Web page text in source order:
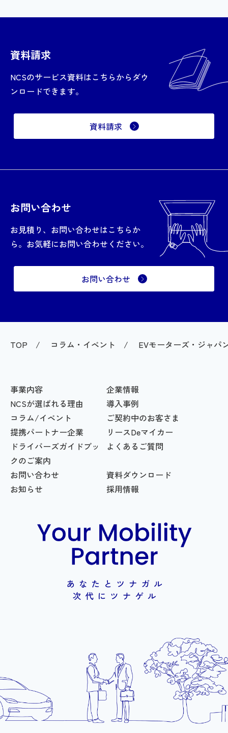
資料請求
NCSのサービス資料はこちらからダウ
ンロードできます。
資料請求
お問い合わせ
お見積り、お問い合わせはこちらか
ら。お気軽にお問い合わせください。
お問い合わせ
TOP コラム・イベント EVモーターズ・ジャ
事業内容
企業情報
NCSが選ばれる理由
導入事例
コラム/イベント
ご契約中のお客さま
提携パートナー企業
リースDeマイカー
ドライバーズガイドブッ
クのご案内
よくあるご質問
お問い合わせ
資料ダウンロード
お知らせ
採用情報